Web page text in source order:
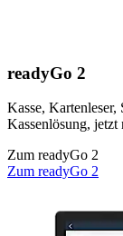
readyGo 2
Kasse,
Kassenlösung, jetzt
Zum readyGo 2
Zum readyGo 2